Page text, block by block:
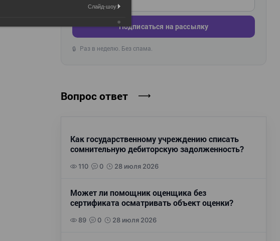
Подписаться на рассылку
🔒 Раз в неделю. Без спама.
Вопрос ответ
Как государственному учреждению списать
сомнительную дебиторскую задолженность?
110 0 28 июля 2026
Может ли помощник оценщика без
сертификата осматривать объект оценки?
89 0 28 июля 2026
Слайд-шоу: